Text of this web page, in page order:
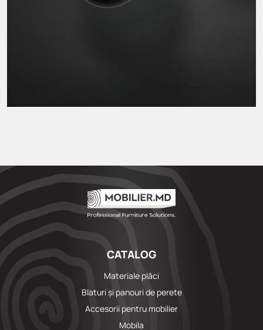
CATALOG
Materiale plăci
Blaturi și panouri de perete
Accesorii pentru mobilier
Mobila